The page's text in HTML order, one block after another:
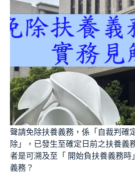
聲請免除扶養義務，係「自裁判確
除」，已發生至確定日前之扶養義
者是可溯及至「 開始負扶養義務時
義務？